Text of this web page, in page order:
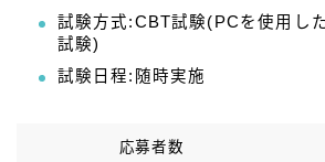
試験方式:CBT試験(PCを使用し
試験)
試験日程:随時実施
応募者数